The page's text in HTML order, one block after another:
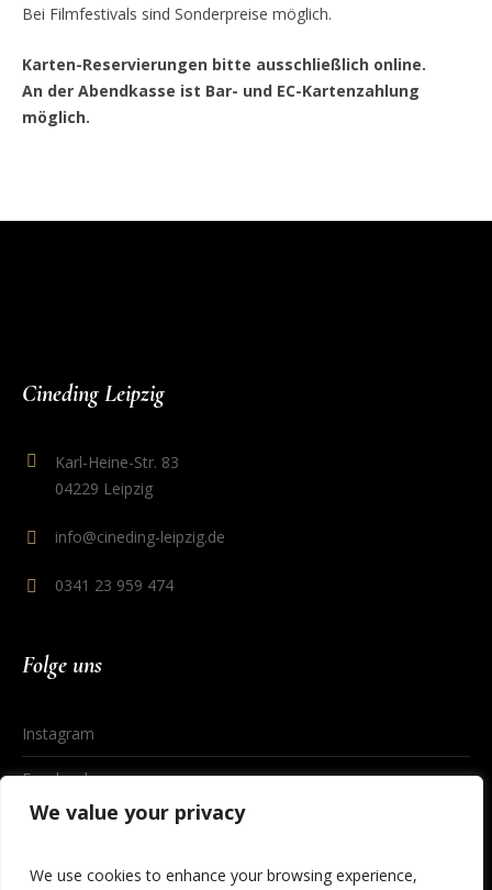
We value your privacy
We use cookies to enhance your browsing experience,
Bei Filmfestivals sind Sonderpreise möglich.
Karten-Reservierungen bitte ausschließlich online.
An der Abendkasse ist Bar- und EC-Kartenzahlung
möglich.
Cineding Leipzig
Karl-Heine-Str. 83
04229 Leipzig
info@cineding-leipzig.de
0341 23 959 474
Folge uns
Instagram
Facebook